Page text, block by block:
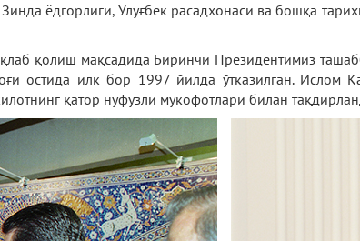
ёдгорлиги, Улуғбек расадхонаси ва бошқа
қолиш мақсадида Биринчи Президентимиз
остида илк бор 1997 йилда ўтказилган. Ислом
қатор нуфузли мукофотлари билан